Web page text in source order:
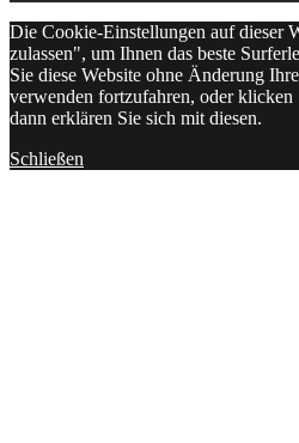
Die Cookie-Einstellungen auf dieser
zulassen", um Ihnen das beste
Sie diese Website ohne Änderung
verwenden fortzufahren, oder
dann erklären Sie sich mit diesen.
Schließen